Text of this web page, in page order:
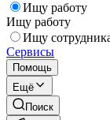
Ищу работу
Ищу работу
Ищу
Сервисы
Помощь
Ещё
Поиск